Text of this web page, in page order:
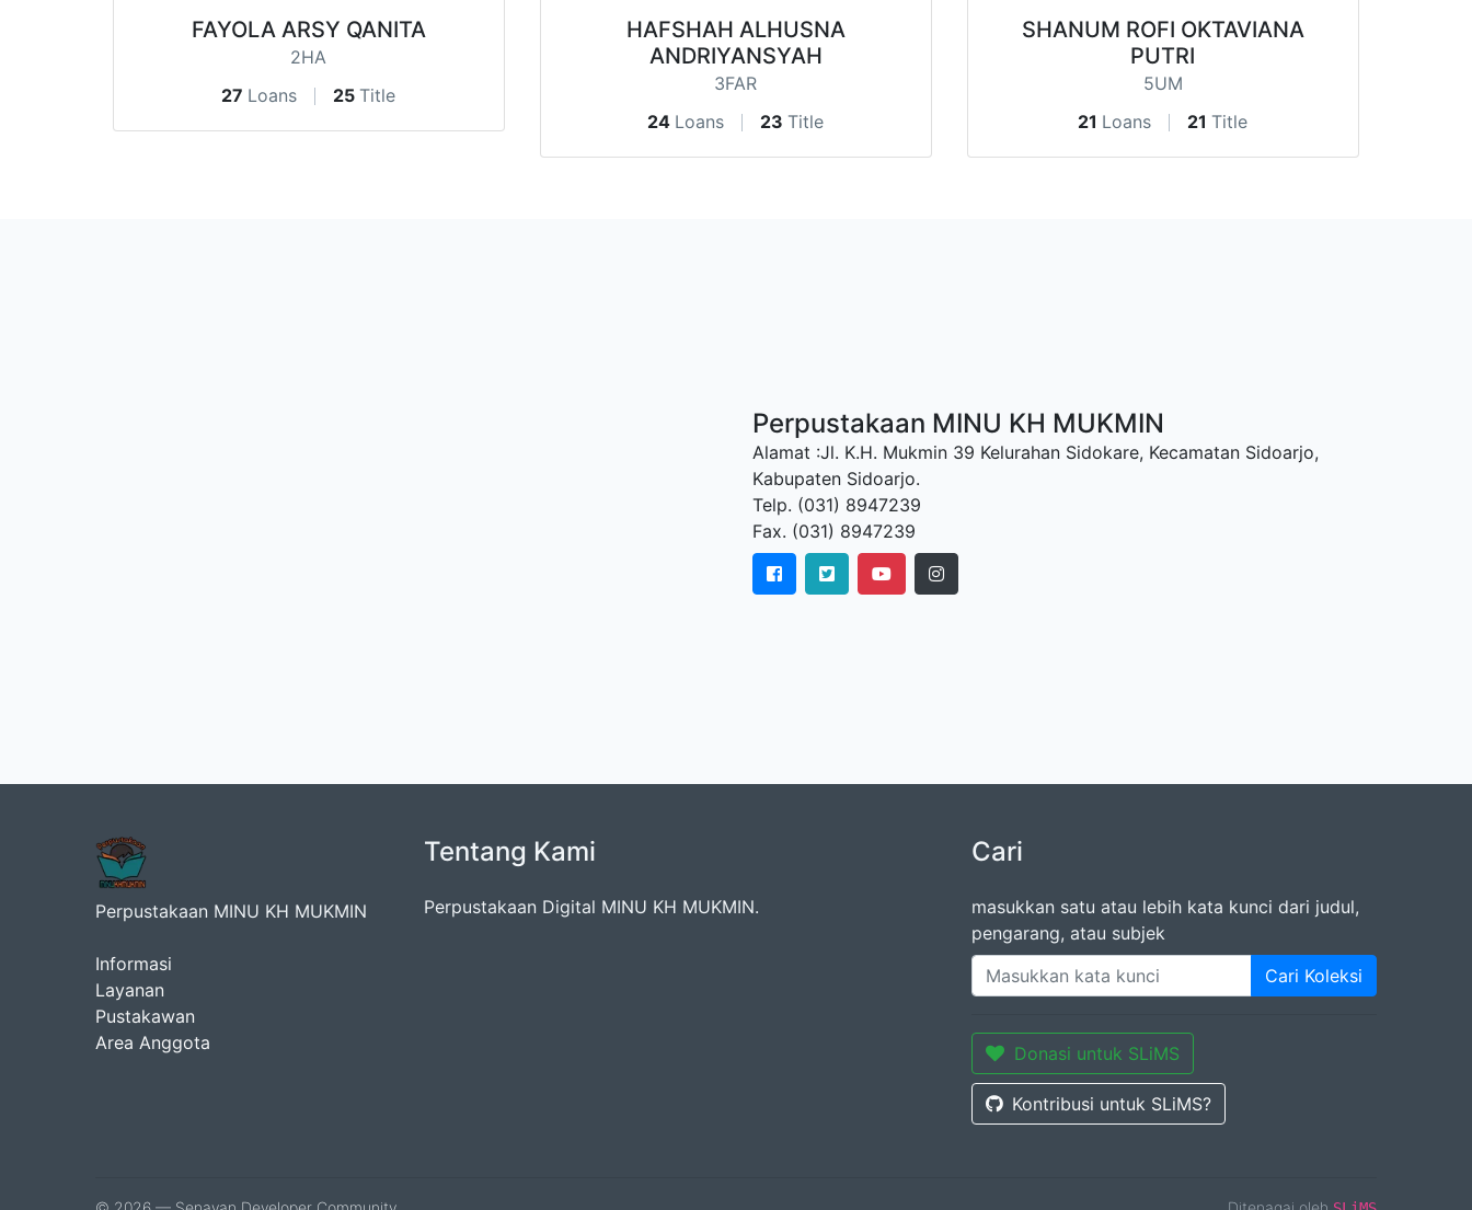
FAYOLA ARSY QANITA
2HA
27 Loans 25 Title
HAFSHAH ALHUSNA
ANDRIYANSYAH
3FAR
24 Loans 23 Title
SHANUM ROFI OKTAVIANA
PUTRI
5UM
21 Loans 21 Title
Perpustakaan MINU KH MUKMIN
Alamat :Jl. K.H. Mukmin 39 Kelurahan Sidokare, Kecamatan Sidoarjo,
Kabupaten Sidoarjo.
Telp. (031) 8947239
Fax. (031) 8947239
Perpustakaan MINU KH MUKMIN
Informasi
Layanan
Pustakawan
Area Anggota
Tentang Kami
Perpustakaan Digital MINU KH MUKMIN.
Cari
masukkan satu atau lebih kata kunci dari judul,
pengarang, atau subjek
Cari Koleksi
Donasi untuk SLiMS
Kontribusi untuk SLiMS?